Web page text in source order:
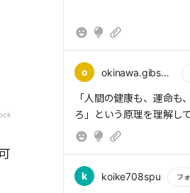
り、体調が悪いという事
があるというわけである。
o okinawa.gibson39
もっと読む
「人間の健康も、運命も
ろ」という原理を理解し
k koike708spu フ